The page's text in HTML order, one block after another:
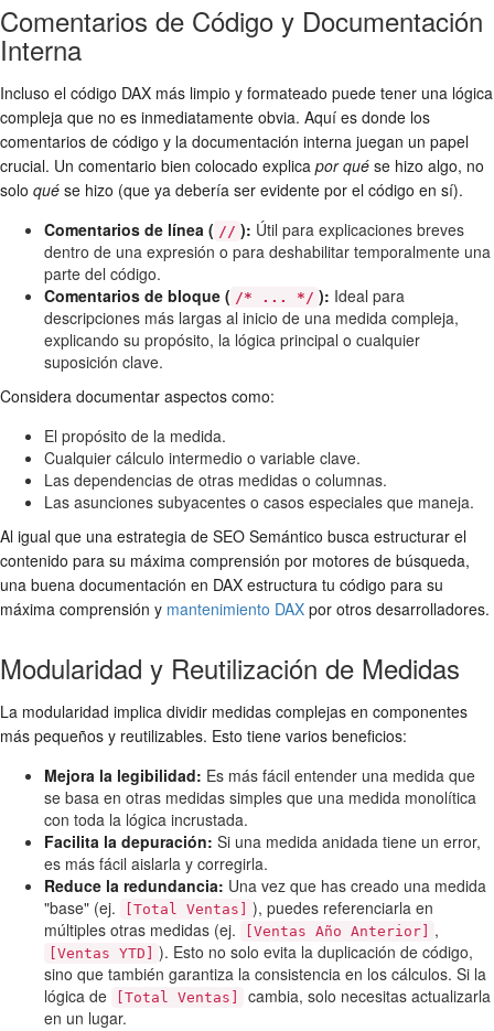
Comentarios de Código y Documentación
Interna
Incluso el código DAX más limpio y formateado puede tener una lógica
compleja que no es inmediatamente obvia. Aquí es donde los
comentarios de código y la documentación interna juegan un papel
crucial. Un comentario bien colocado explica por qué se hizo algo, no
solo qué se hizo (que ya debería ser evidente por el código en sí).
Comentarios de línea ( // ): Útil para explicaciones breves
dentro de una expresión o para deshabilitar temporalmente una
parte del código.
Comentarios de bloque ( /* ... */ ): Ideal para
descripciones más largas al inicio de una medida compleja,
explicando su propósito, la lógica principal o cualquier
suposición clave.
Considera documentar aspectos como:
El propósito de la medida.
Cualquier cálculo intermedio o variable clave.
Las dependencias de otras medidas o columnas.
Las asunciones subyacentes o casos especiales que maneja.
Al igual que una estrategia de SEO Semántico busca estructurar el
contenido para su máxima comprensión por motores de búsqueda,
una buena documentación en DAX estructura tu código para su
máxima comprensión y mantenimiento DAX por otros desarrolladores.
Modularidad y Reutilización de Medidas
La modularidad implica dividir medidas complejas en componentes
más pequeños y reutilizables. Esto tiene varios beneficios:
Mejora la legibilidad: Es más fácil entender una medida que
se basa en otras medidas simples que una medida monolítica
con toda la lógica incrustada.
Facilita la depuración: Si una medida anidada tiene un error,
es más fácil aislarla y corregirla.
Reduce la redundancia: Una vez que has creado una medida
"base" (ej.
[Total Ventas]
), puedes referenciarla en
múltiples otras medidas (ej.
[Ventas Año Anterior] ,
[Ventas YTD]
). Esto no solo evita la duplicación de código,
sino que también garantiza la consistencia en los cálculos. Si la
lógica de
[Total Ventas]
cambia, solo necesitas actualizarla
en un lugar.